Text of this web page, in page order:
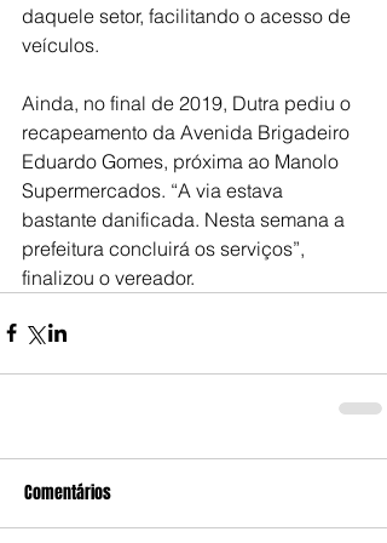
daquele setor, facilitando o acesso de
veículos.
Ainda, no final de 2019, Dutra pediu o
recapeamento da Avenida Brigadeiro
Eduardo Gomes, próxima ao Manolo
Supermercados. “A via estava
bastante danificada. Nesta semana a
prefeitura concluirá os serviços”,
finalizou o vereador.
Comentários